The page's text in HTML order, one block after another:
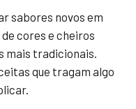
sabores novos em
cores e cheiros
mais tradicionais.
que tragam algo